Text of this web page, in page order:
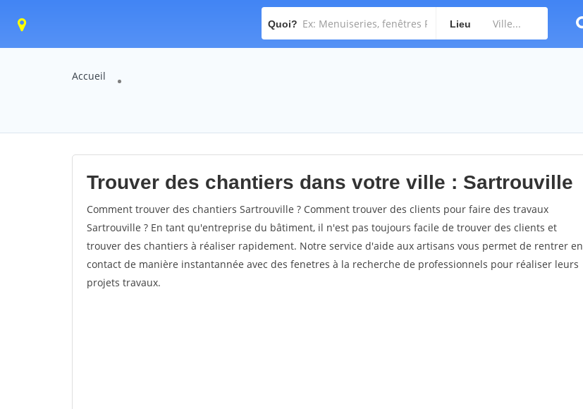
Quoi? Lieu
Accueil
Trouver des chantiers dans votre ville : Sartrouville
Comment trouver des chantiers Sartrouville ? Comment trouver des clients pour faire des travaux
Sartrouville ? En tant qu'entreprise du bâtiment, il n'est pas toujours facile de trouver des clients et
trouver des chantiers à réaliser rapidement. Notre service d'aide aux artisans vous permet de rentrer en
contact de manière instantannée avec des fenetres à la recherche de professionnels pour réaliser leurs
projets travaux.